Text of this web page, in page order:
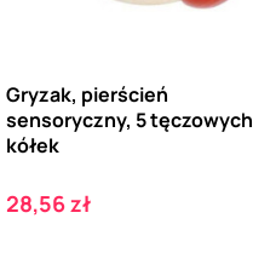
Gryzak, pierścień
sensoryczny, 5 tęczowych
kółek
Cena
28,56 zł